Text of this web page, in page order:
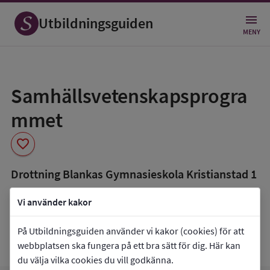
Vi använder kakor
På Utbildningsguiden använder vi kakor (cookies) för att
webbplatsen ska fungera på ett bra sätt för dig. Här kan
du välja vilka cookies du vill godkänna.
Utbildningsguiden MENY
Samhällsvetenskapsprogra
mmet
favorite
som
favorit
Drottning Blankas Gymnasieskola Kristianstad 1
book_5 Inriktning som finns tillgänglig
Beteendevetenskap
Medier, journalistik och kommunikation
Samhällsvetenskap